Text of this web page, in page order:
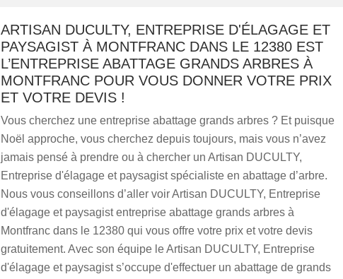
ARTISAN DUCULTY, ENTREPRISE D'ÉLAGAGE ET
PAYSAGIST À MONTFRANC DANS LE 12380 EST
L’ENTREPRISE ABATTAGE GRANDS ARBRES À
MONTFRANC POUR VOUS DONNER VOTRE PRIX
ET VOTRE DEVIS !
Vous cherchez une entreprise abattage grands arbres ? Et puisque
Noël approche, vous cherchez depuis toujours, mais vous n’avez
jamais pensé à prendre ou à chercher un Artisan DUCULTY,
Entreprise d'élagage et paysagist spécialiste en abattage d’arbre.
Nous vous conseillons d’aller voir Artisan DUCULTY, Entreprise
d'élagage et paysagist entreprise abattage grands arbres à
Montfranc dans le 12380 qui vous offre votre prix et votre devis
gratuitement. Avec son équipe le Artisan DUCULTY, Entreprise
d'élagage et paysagist s’occupe d'effectuer un abattage de grands